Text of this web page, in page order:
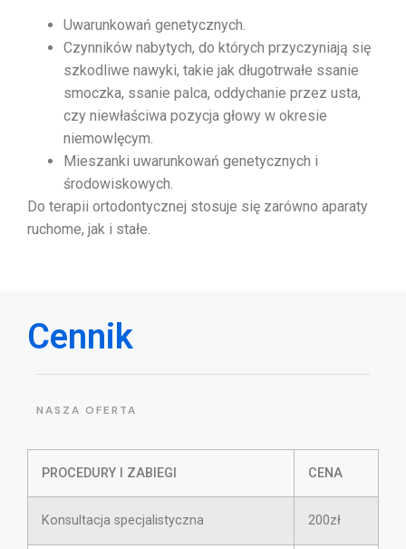
Uwarunkowań genetycznych.
Czynników nabytych, do których przyczyniają się
szkodliwe nawyki, takie jak długotrwałe ssanie
smoczka, ssanie palca, oddychanie przez usta,
czy niewłaściwa pozycja głowy w okresie
niemowlęcym.
Mieszanki uwarunkowań genetycznych i
środowiskowych.
Do terapii ortodontycznej stosuje się zarówno aparaty
ruchome, jak i stałe.
Cennik
NASZA OFERTA
PROCEDURY I ZABIEGI CENA
Konsultacja specjalistyczna 200zł